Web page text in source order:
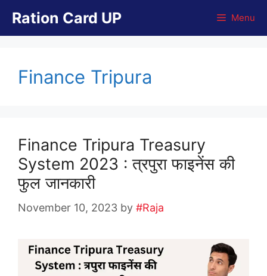
content
Ration Card UP Menu
Finance Tripura
Finance Tripura Treasury
System 2023 : त्रपुरा फाइनेंस की
फुल जानकारी
November 10, 2023 by #Raja